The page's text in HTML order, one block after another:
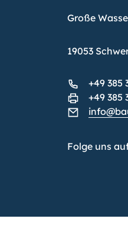
Große
19053
+49 385
+49 385
Folge uns